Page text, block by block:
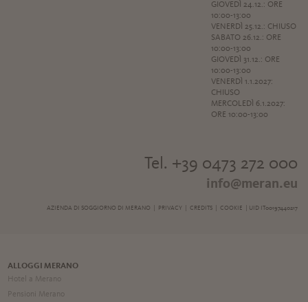
GIOVEDÌ 24.12.: ORE
10:00-13:00
VENERDÌ 25.12.: CHIUSO
SABATO 26.12.: ORE
10:00-13:00
GIOVEDÌ 31.12.: ORE
10:00-13:00
VENERDÌ 1.1.2027:
CHIUSO
MERCOLEDÌ 6.1.2027:
ORE 10:00-13:00
Tel. +39 0473 272 000
info@meran.eu
AZIENDA DI SOGGIORNO DI MERANO | PRIVACY| CREDITS| COOKIE | UID IT00197440217
ALLOGGI MERANO
Hotel a Merano
Pensioni Merano